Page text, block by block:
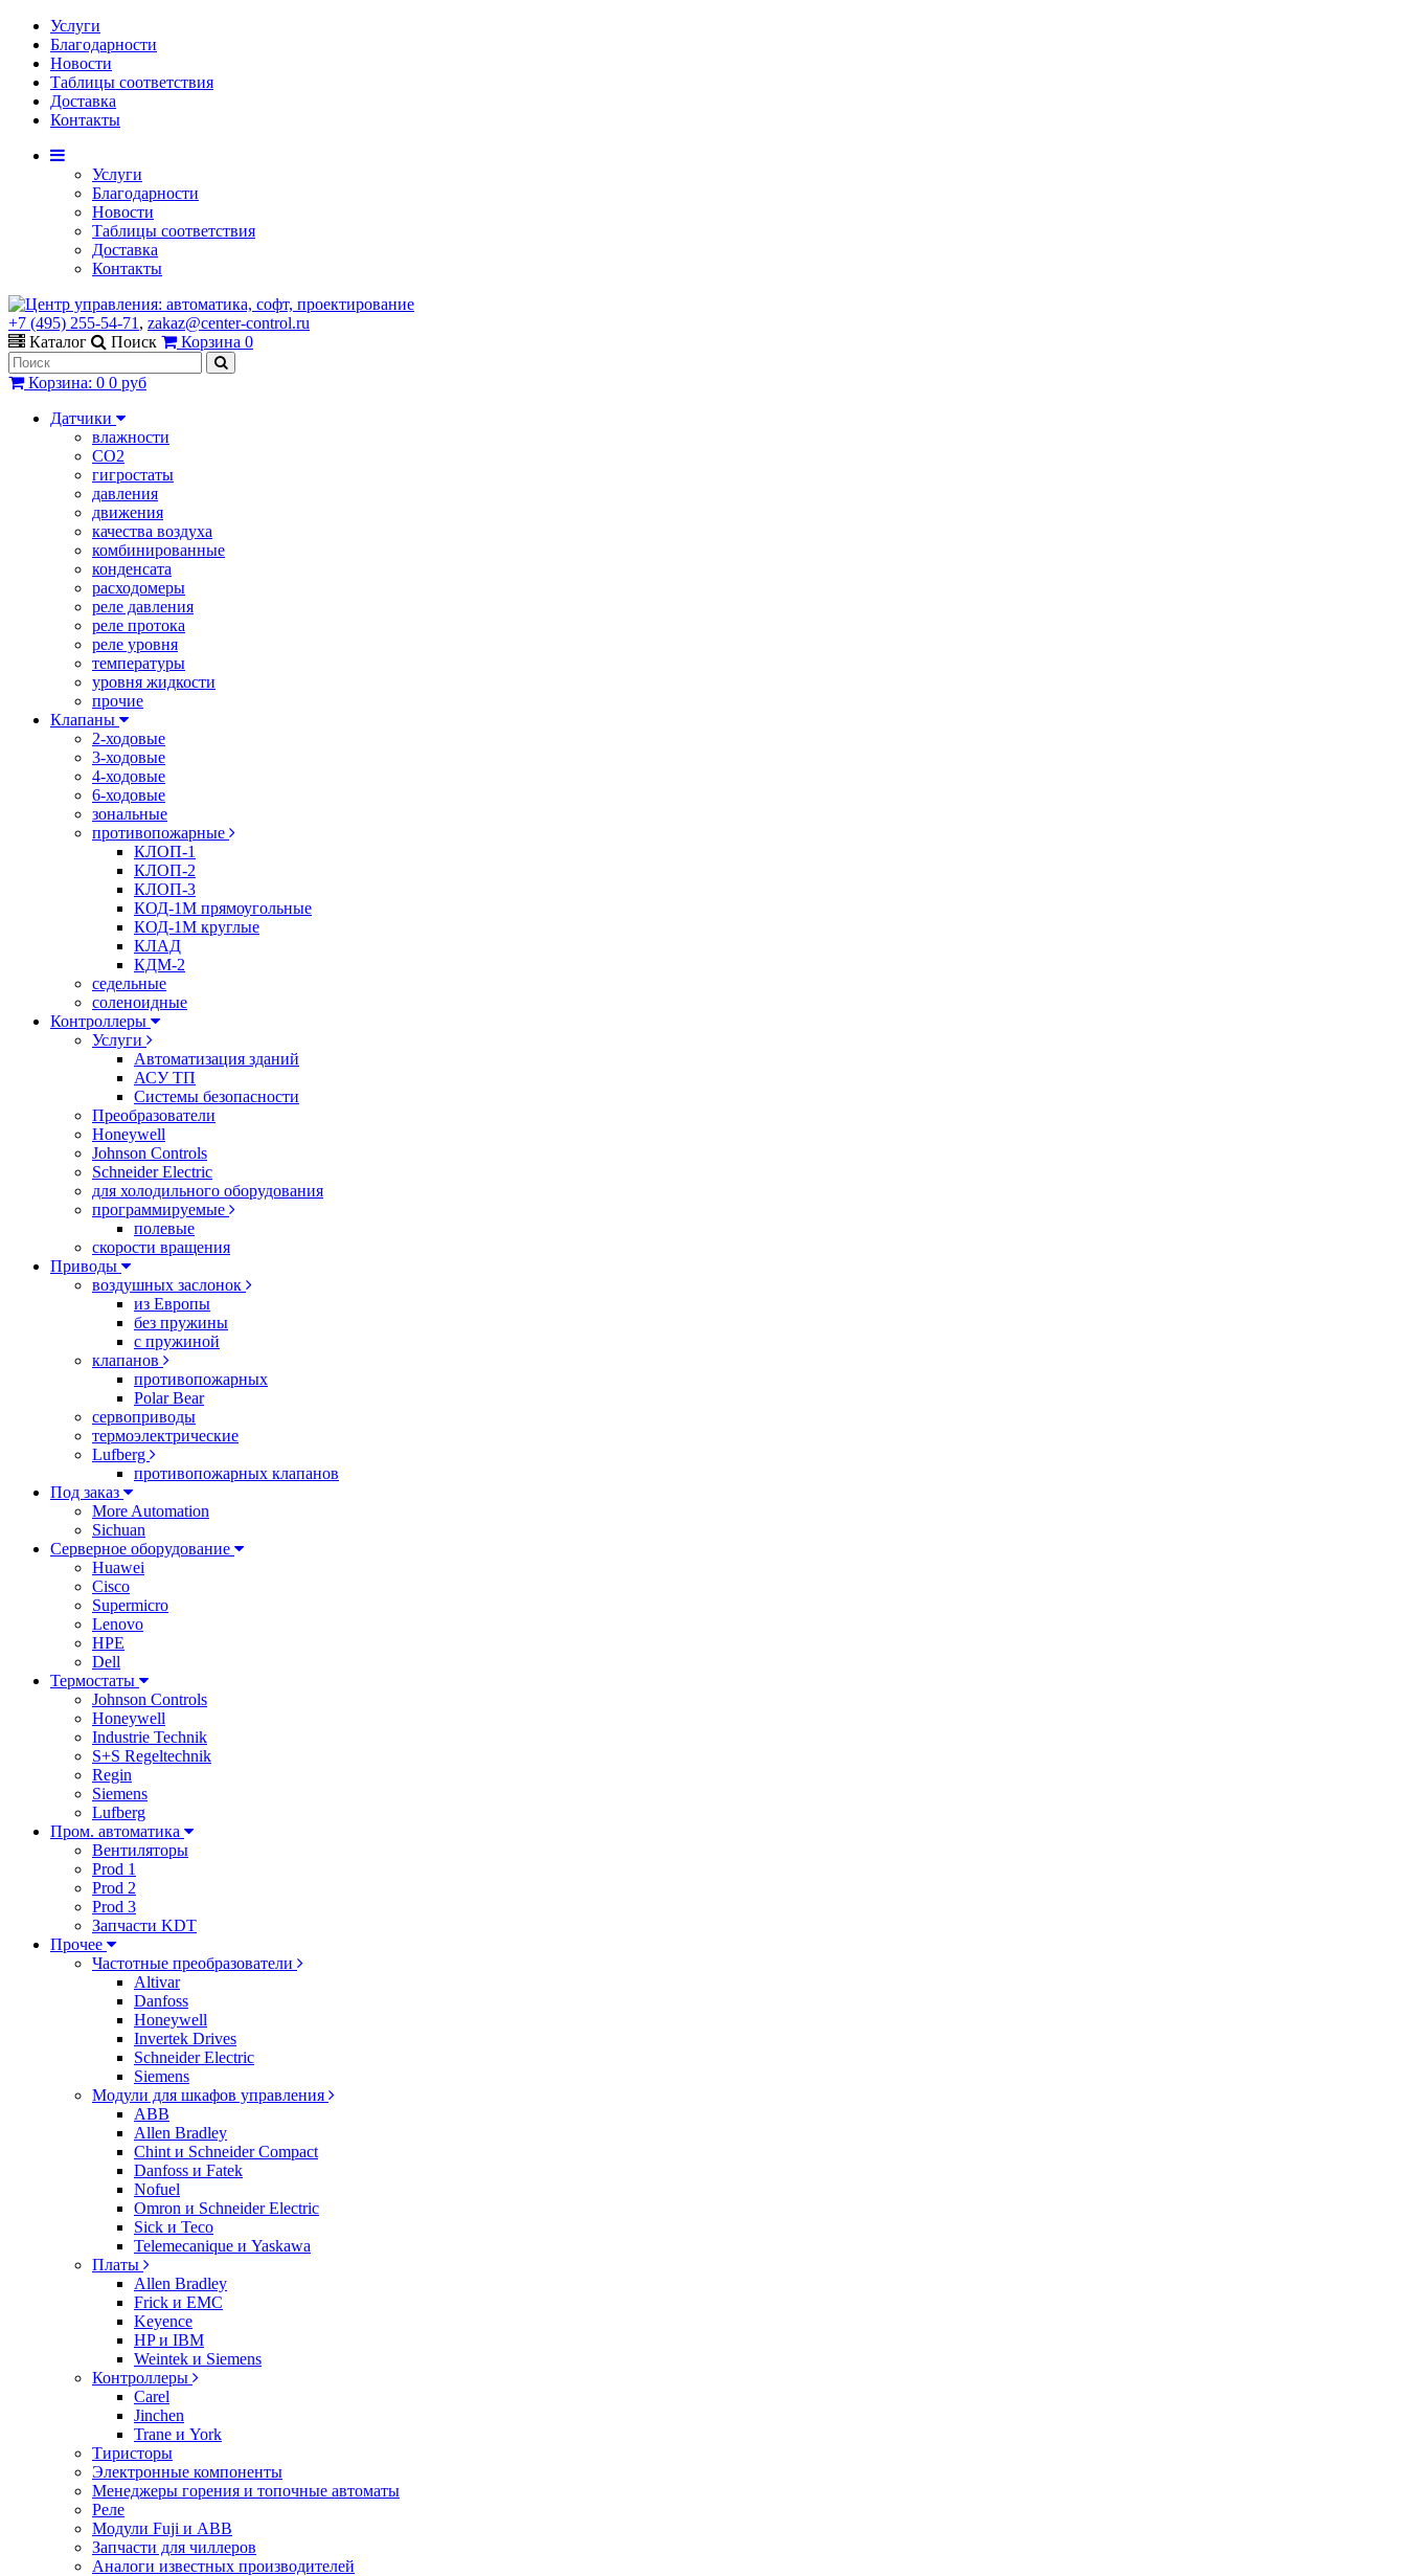
Услуги
Благодарности
Новости
Таблицы соответствия
Доставка
Контакты
Услуги
Благодарности
Новости
Таблицы соответствия
Доставка
Контакты
+7 (495) 255-54-71 , zakaz@center-control.ru
Каталог
Поиск Корзина 0
Корзина: 0 0 руб
Датчики
влажности
CO2
гигростаты
давления
движения
качества воздуха
комбинированные
конденсата
расходомеры
реле давления
реле протока
реле уровня
температуры
уровня жидкости
прочие
Клапаны
2-ходовые
3-ходовые
4-ходовые
6-ходовые
зональные
противопожарные
КЛОП-1
КЛОП-2
КЛОП-3
КОД-1М прямоугольные
КОД-1М круглые
КЛАД
КДМ-2
седельные
соленоидные
Контроллеры
Услуги
Автоматизация зданий
АСУ ТП
Системы безопасности
Преобразователи
Honeywell
Johnson Controls
Schneider Electric
для холодильного оборудования
программируемые
полевые
скорости вращения
Приводы
воздушных заслонок
из Европы
без пружины
с пружиной
клапанов
противопожарных
Polar Bear
сервоприводы
термоэлектрические
Lufberg
противопожарных клапанов
Под заказ
More Automation
Sichuan
Серверное оборудование
Huawei
Cisco
Supermicro
Lenovo
HPE
Dell
Термостаты
Johnson Controls
Honeywell
Industrie Technik
S+S Regeltechnik
Regin
Siemens
Lufberg
Пром. автоматика
Вентиляторы
Prod 1
Prod 2
Prod 3
Запчасти KDT
Прочее
Частотные преобразователи
Altivar
Danfoss
Honeywell
Invertek Drives
Schneider Electric
Siemens
Модули для шкафов управления
ABB
Allen Bradley
Chint и Schneider Compact
Danfoss и Fatek
Nofuel
Omron и Schneider Electric
Sick и Teco
Telemecanique и Yaskawa
Платы
Allen Bradley
Frick и EMC
Keyence
HP и IBM
Weintek и Siemens
Контроллеры
Carel
Jinchen
Trane и York
Тиристоры
Электронные компоненты
Менеджеры горения и топочные автоматы
Реле
Модули Fuji и ABB
Запчасти для чиллеров
Аналоги известных производителей